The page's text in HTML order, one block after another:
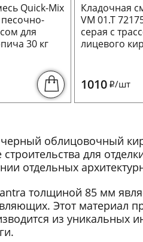
Quick-Mix
песочно-
для
30 кг
Кладочная
VM 01.T
серая с
лицевого
1010 i/шт
облицовочный
для
отдельных
толщиной 85 мм
Этот материал
из уникальных